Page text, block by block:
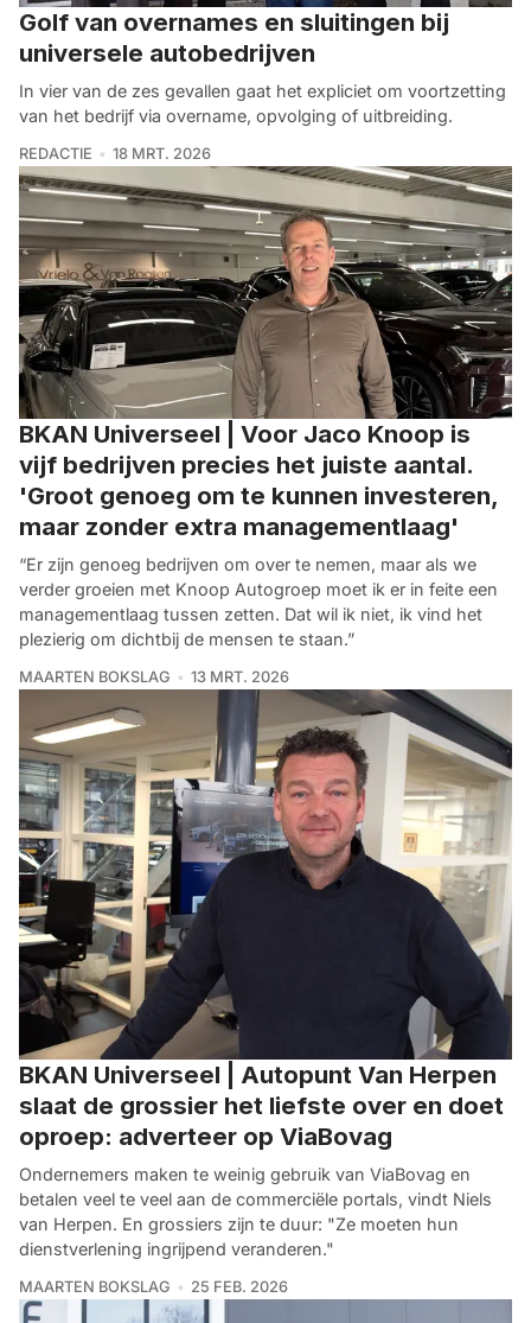
Golf van overnames en sluitingen bij
universele autobedrijven
In vier van de zes gevallen gaat het expliciet om voortzetting
van het bedrijf via overname, opvolging of uitbreiding.
REDACTIE 18 MRT. 2026
BKAN Universeel | Voor Jaco Knoop is
vijf bedrijven precies het juiste aantal.
'Groot genoeg om te kunnen investeren,
maar zonder extra managementlaag'
“Er zijn genoeg bedrijven om over te nemen, maar als we
verder groeien met Knoop Autogroep moet ik er in feite een
managementlaag tussen zetten. Dat wil ik niet, ik vind het
plezierig om dichtbij de mensen te staan.”
MAARTEN BOKSLAG 13 MRT. 2026
BKAN Universeel | Autopunt Van Herpen
slaat de grossier het liefste over en doet
oproep: adverteer op ViaBovag
Ondernemers maken te weinig gebruik van ViaBovag en
betalen veel te veel aan de commerciële portals, vindt Niels
van Herpen. En grossiers zijn te duur: "Ze moeten hun
dienstverlening ingrijpend veranderen."
MAARTEN BOKSLAG 25 FEB. 2026